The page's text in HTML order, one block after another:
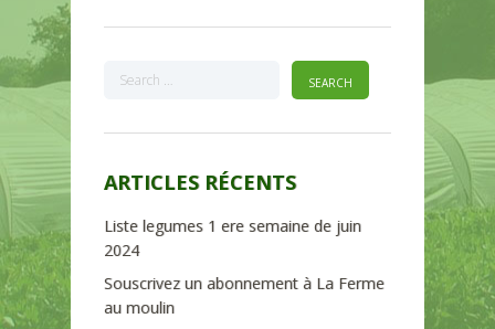
ARTICLES RÉCENTS
Liste legumes 1 ere semaine de juin
2024
Souscrivez un abonnement à La Ferme
au moulin